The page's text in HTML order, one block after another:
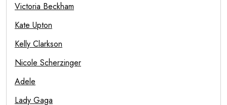
Victoria Beckham
Kate Upton
Kelly Clarkson
Nicole Scherzinger
Adele
Lady Gaga